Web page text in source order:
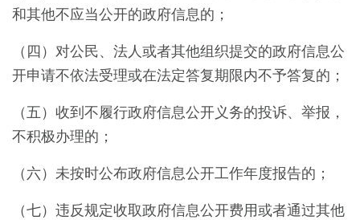
和其他不应当公开的政府信息的；
（四）对公民、法人或者其他组织提交的政府信息公
开申请不依法受理或在法定答复期限内不予答复的；
（五）收到不履行政府信息公开义务的投诉、举报，
不积极办理的；
（六）未按时公布政府信息公开工作年度报告的；
（七）违反规定收取政府信息公开费用或者通过其他